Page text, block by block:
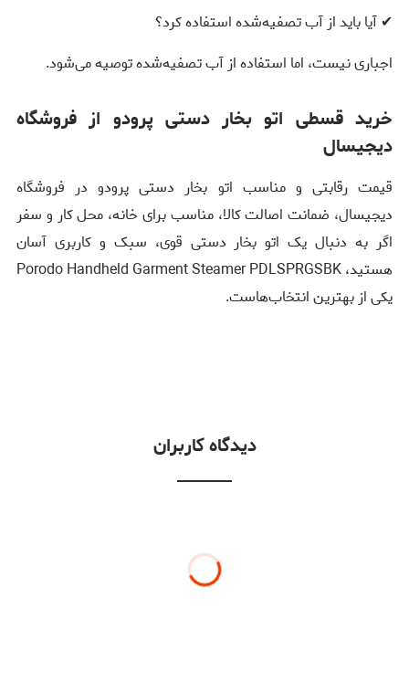
✔ آیا باید از آب تصفیه‌شده استفاده کرد؟
اجباری نیست، اما استفاده از آب تصفیه‌شده توصیه می‌شود.
خرید قسطی اتو بخار دستی پرودو از فروشگاه
دیجیسال
قیمت رقابتی و مناسب اتو بخار دستی پرودو در فروشگاه
دیجیسال، ضمانت اصالت کالا، مناسب برای خانه، محل کار و سفر
اگر به دنبال یک اتو بخار دستی قوی، سبک و کاربری آسان
هستید، Porodo Handheld Garment Steamer PDLSPRGSBK
یکی از بهترین انتخاب‌هاست.
دیدگاه کاربران